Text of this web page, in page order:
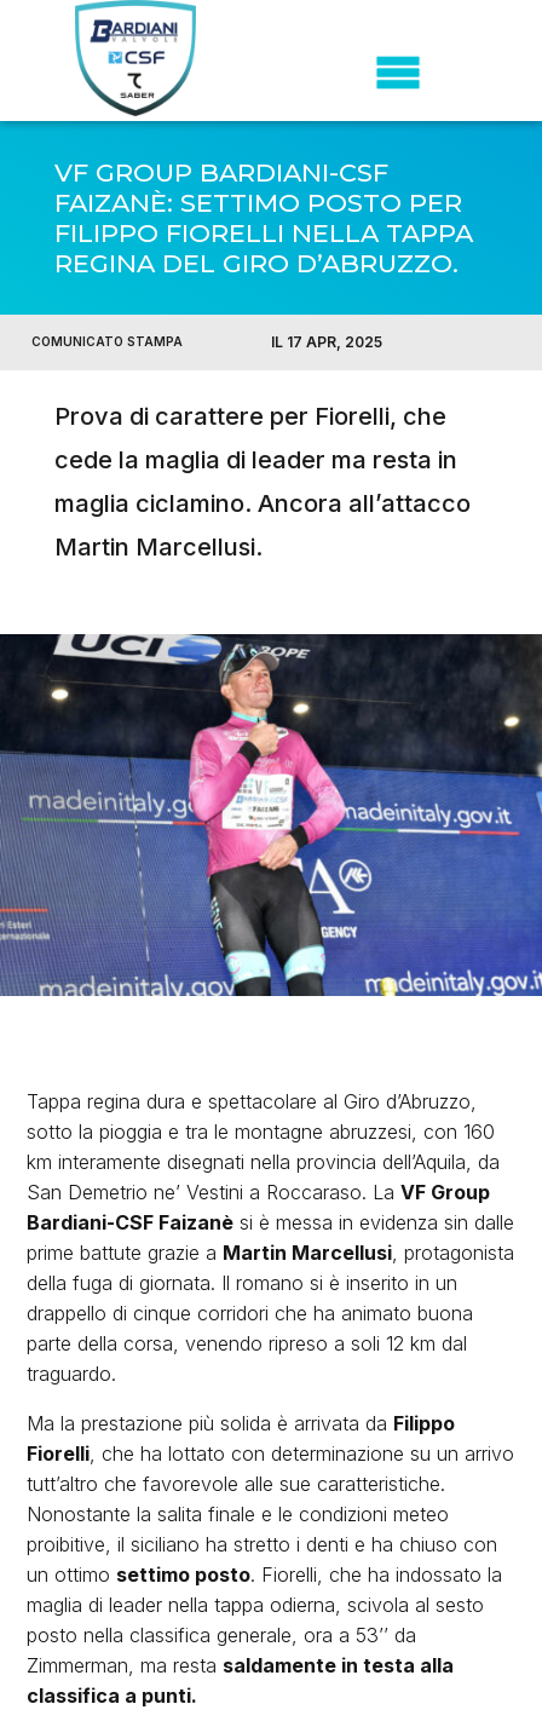
VF GROUP BARDIANI-CSF
FAIZANÈ: SETTIMO POSTO PER
FILIPPO FIORELLI NELLA TAPPA
REGINA DEL GIRO D’ABRUZZO.
COMUNICATO STAMPA IL 17 APR, 2025
Prova di carattere per Fiorelli, che
cede la maglia di leader ma resta in
maglia ciclamino. Ancora all’attacco
Martin Marcellusi.
Tappa regina dura e spettacolare al Giro d’Abruzzo,
sotto la pioggia e tra le montagne abruzzesi, con 160
km interamente disegnati nella provincia dell’Aquila, da
San Demetrio ne’ Vestini a Roccaraso. LaVF Group
Bardiani-CSF Faizanè si è messa in evidenza sin dalle
prime battute grazie a Martin Marcellusi , protagonista
della fuga di giornata. Il romano si è inserito in un
drappello di cinque corridori che ha animato buona
parte della corsa, venendo ripreso a soli 12 km dal
traguardo.
Ma la prestazione più solida è arrivata da Filippo
Fiorelli , che ha lottato con determinazione su un arrivo
tutt’altro che favorevole alle sue caratteristiche.
Nonostante la salita finale e le condizioni meteo
proibitive, il siciliano ha stretto i denti e ha chiuso con
un ottimo settimo posto. Fiorelli, che ha indossato la
maglia di leader nella tappa odierna, scivola al sesto
posto nella classifica generale, ora a 53’’ da
Zimmerman, ma resta saldamente in testa alla
classifica a punti.